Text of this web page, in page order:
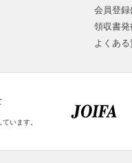
会員登録
領収書発
よくあ
います。